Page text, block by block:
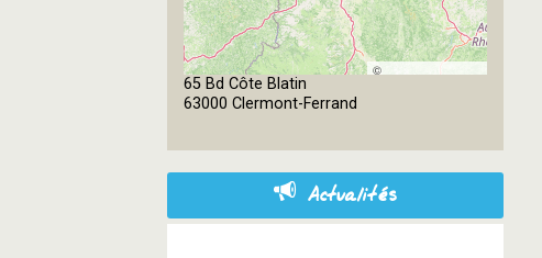
©
65 Bd Côte Blatin
63000 Clermont-Ferrand
Actualités